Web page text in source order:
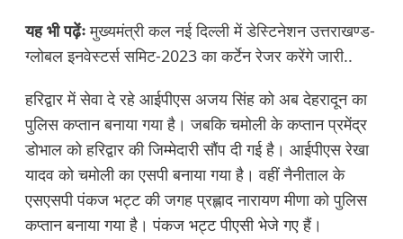
यह भी पढ़ेंः मुख्यमंत्री कल नई दिल्ली में डेस्टिनेशन उत्तराखण्ड-
ग्लोबल इनवेस्टर्स समिट-2023 का कर्टेन रेजर करेंगे जारी..
हरिद्वार में सेवा दे रहे आईपीएस अजय सिंह को अब देहरादून का
पुलिस कप्तान बनाया गया है। जबकि चमोली के कप्तान प्रमेंद्र
डोभाल को हरिद्वार की जिम्मेदारी सौंप दी गई है। आईपीएस रेखा
यादव को चमोली का एसपी बनाया गया है। वहीं नैनीताल के
एसएसपी पंकज भट्ट की जगह प्रह्लाद नारायण मीणा को पुलिस
कप्तान बनाया गया है। पंकज भट्ट पीएसी भेजे गए हैं।